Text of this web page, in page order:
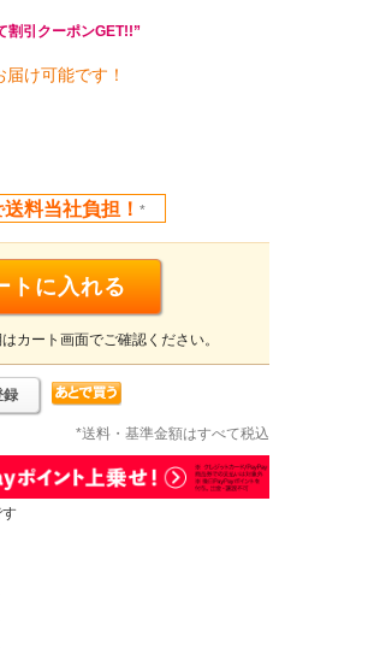
割引クーポンGET!!”
届け可能です！
送料当社負担！ *
トに入れる
カート画面でご確認ください。
録
*送料・基準金額はすべて税込